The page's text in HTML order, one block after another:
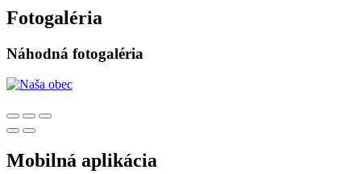
Fotogaléria
Náhodná fotogaléria
Mobilná aplikácia